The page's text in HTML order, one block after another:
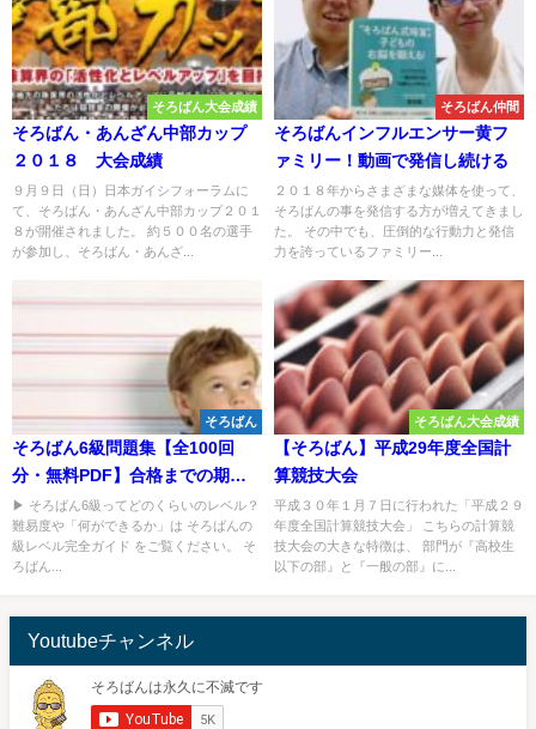
そろばん大会成績
そろばん・あんざん中部カップ
２０１８ 大会成績
９月９日（日）日本ガイシフォーラムに
て、そろばん・あんざん中部カップ２０１
８が開催されました。 約５００名の選手
が参加し、そろばん・あんざ...
そろばん仲間
そろばんインフルエンサー黄フ
ァミリー！動画で発信し続ける
２０１８年からさまざまな媒体を使って、
そろばんの事を発信する方が増えてきまし
た。 その中でも、圧倒的な行動力と発信
力を誇っているファミリー...
そろばん
そろばん6級問題集【全100回
分・無料PDF】合格までの期間
とコツも解説🌸
▶ そろばん6級ってどのくらいのレベル？
難易度や「何ができるか」は そろばんの
級レベル完全ガイド をご覧ください。 そ
ろばん...
そろばん大会成績
【そろばん】平成29年度全国計
算競技大会
平成３０年１月７日に行われた「平成２９
年度全国計算競技大会」 こちらの計算競
技大会の大きな特徴は、 部門が『高校生
以下の部』と『一般の部』に...
Youtubeチャンネル